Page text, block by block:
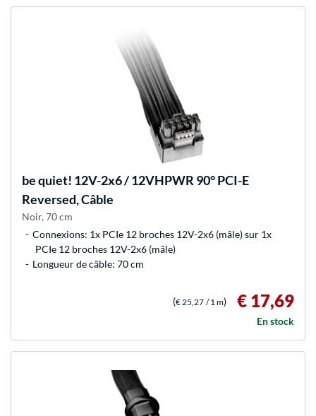
be quiet! 12V-2x6 / 12VHPWR 90° PCI-E
Reversed, Câble
Noir, 70 cm
Connexions: 1x PCIe 12 broches 12V-2x6 (mâle) sur 1x
PCIe 12 broches 12V-2x6 (mâle)
Longueur de câble: 70 cm
(€ 25,27 / 1 m) € 17,69
En stock